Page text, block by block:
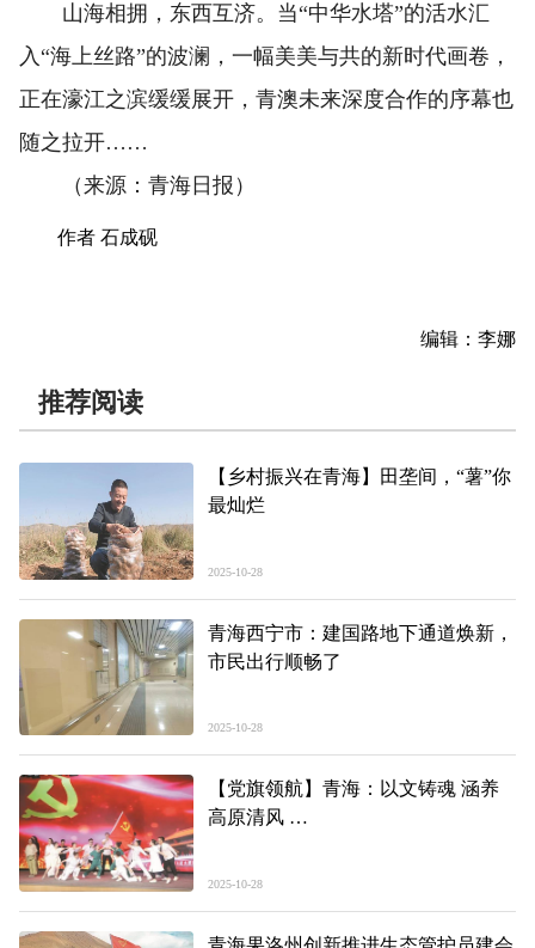
山海相拥，东西互济。当“中华水塔”的活水汇
入“海上丝路”的波澜，一幅美美与共的新时代画卷，
正在濠江之滨缓缓展开，青澳未来深度合作的序幕也
随之拉开……
（来源：青海日报）
作者 石成砚
编辑：李娜
推荐阅读
【乡村振兴在青海】田垄间，“薯”你
最灿烂
2025-10-28
青海西宁市：建国路地下通道焕新，
市民出行顺畅了
2025-10-28
【党旗领航】青海：以文铸魂 涵养
高原清风
2025-10-28